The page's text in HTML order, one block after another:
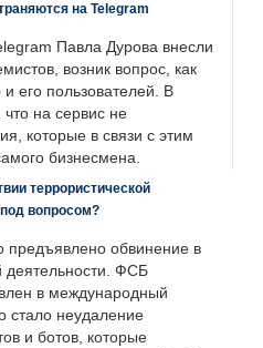
на Telegram
Павла Дурова внесли
возник вопрос, как
его пользователей. В
на сервис не
которые в связи с этим
бизнесмена.
террористической
вопросом?
предъявлено обвинение в
деятельности. ФСБ
в международный
стало неудаление
и ботов, которые